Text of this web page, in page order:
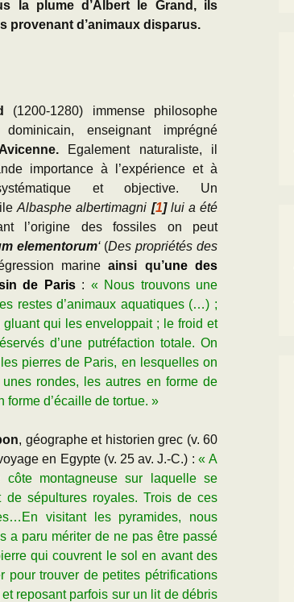
la plume d’Albert le Grand, ils
provenant d’animaux disparus.
(1200-1280) immense philosophe
dominicain, enseignant imprégné
Avicenne.
Egalement naturaliste, il
importance à l’expérience et à
systématique et objective. Un
Albasphe albertimagni [1]lui a été
l’origine des fossiles on peut
elementorum‘ (Des propriétés des
marineainsi qu’une des
de Paris: « Nous trouvons une
restes d’animaux aquatiques (…) ;
gluant qui les enveloppait ; le froid et
d’une putréfaction totale. On
pierres de Paris, en lesquelles on
rondes, les autres en forme de
d’écaille de tortue. »
, géographe et historien grec (v. 60
en Egypte (v. 25av. J.-C.) : « A
montagneuse sur laquelle se
de sépultures royales. Trois de ces
visitant les pyramides, nous
a paru mériter de ne pas être passé
qui couvrent le sol en avant des
pour trouver de petites pétrifications
et reposant parfois sur un lit de débris